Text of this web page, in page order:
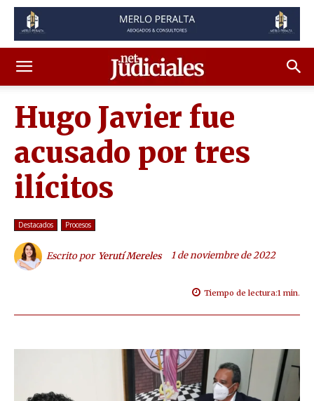
Hugo Javier fue
acusado por tres
ilícitos
Destacados Procesos
Escrito por Yerutí Mereles 1 de noviembre de 2022
Tiempo de lectura:1 min.